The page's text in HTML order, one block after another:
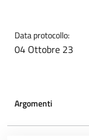
Data protocollo:
04 Ottobre 23
Argomenti